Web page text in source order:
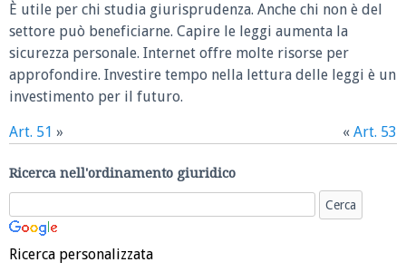
È utile per chi studia giurisprudenza. Anche chi non è del
settore può beneficiarne. Capire le leggi aumenta la
sicurezza personale. Internet offre molte risorse per
approfondire. Investire tempo nella lettura delle leggi è un
investimento per il futuro.
Art. 51 » « Art. 53
Ricerca nell'ordinamento giuridico
Ricerca personalizzata